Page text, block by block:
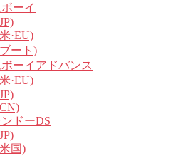
ーイ
·EU)
ート)
ーイアドバンス
·EU)
ドーDS
国)